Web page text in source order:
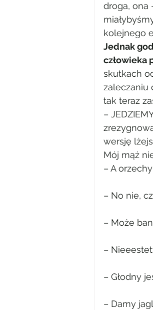
droga, ona
kolejnego
Jednak
człowieka
skutkach
zaleczaniu
tak teraz
–
wersję
Mój mąż
– A
– No nie,
– Może
–
– Głodny
– Damy